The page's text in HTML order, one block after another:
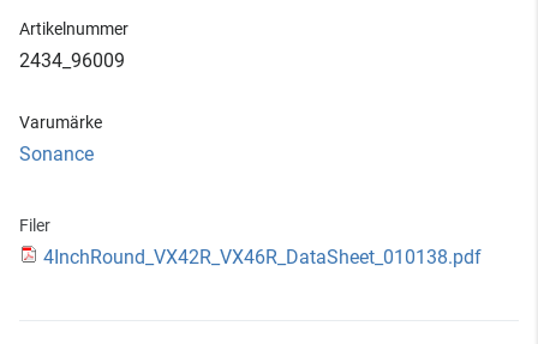
Artikelnummer
2434_96009
Varumärke
Sonance
Filer
4InchRound_VX42R_VX46R_DataSheet_010138.pdf